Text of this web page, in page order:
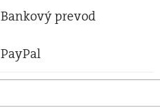
Bankový prevod
PayPal